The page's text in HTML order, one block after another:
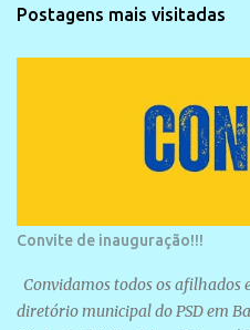
Postagens mais visitadas
Convite de inauguração!!!
Convidamos todos os afilhados
diretório municipal do PSD em